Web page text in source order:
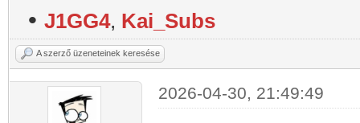
• J1GG4, Kai_Subs
A szerző üzeneteinek keresése
2026-04-30, 21:49:49